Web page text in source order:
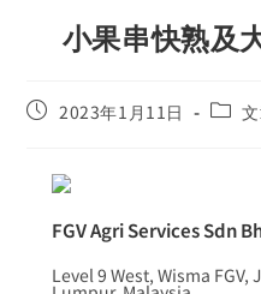
小果串快熟及
2023年1月11日
FGV Agri Services Sdn
Level 9 West, Wisma